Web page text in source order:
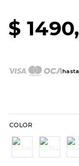
$ 1490,
hasta
COLOR